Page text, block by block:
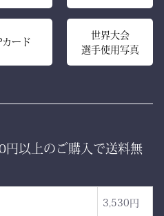
く守るクッション構造。
高密度ベルベットと日本製
「見た目だけ」では終わら
ます。
カード
世界大会
選手使用写真
以上のご購入で送料無
3,530円